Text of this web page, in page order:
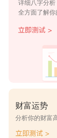
引申为文
属木，用
采之义;涵
众多。涵
内涵、容人
女孩霸气
听璇
详细八字分析
全方面了解
财富运势
分析你的财富